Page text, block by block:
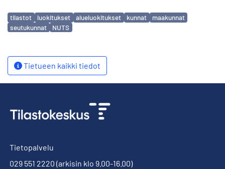
Avainsanat
tilastot luokitukset alueluokitukset kunnat
maakunnat
seutukunnat
NUTS
Tietueen kaikki tiedot
Tietopalvelu
029 551 2220 (arkisin klo 9.00-16.00)